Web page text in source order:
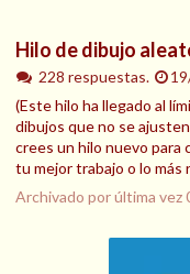
Hilo de dibujo
228 respuestas.
(Este hilo ha llegado al
dibujos que no se
crees un hilo nuevo para
tu mejor trabajo o lo
Archivado por última vez